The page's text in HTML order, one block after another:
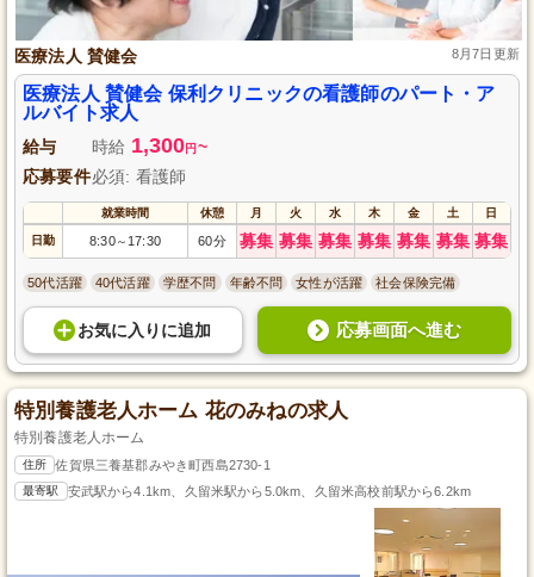
医療法人 賛健会 8月7日更新
医療法人 賛健会 保利クリニックの看護師のパート・ア
ルバイト求人
給与 時給 1,300円 ~
応募要件必須: 看護師
就業時間 休憩 月 火 水 木 金 土 日
日勤 8:30～ 17:30 60分 募集 募集 募集 募集 募集 募集 募集
50代活躍 40代活躍 学歴不問 年齢不問 女性が活躍 社会保険完備
お気に入り に追加 応募画面へ進む
特別養護老人ホーム 花のみねの求人
特別養護老人ホーム
住所 佐賀県三養基郡みやき町西島2730-1
最寄駅 安武駅から4.1km、久留米駅から5.0km、久留米高校前駅から6.2km